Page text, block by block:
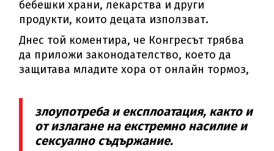
бебешки храни, лекарства и други
продукти, които децата използват.
Днес той коментира, че Конгресът трябва
да приложи законодателство, което да
защитава младите хора от онлайн тормоз,
злоупотреба и експлоатация, както и
от излагане на екстремно насилие и
сексуално съдържание.